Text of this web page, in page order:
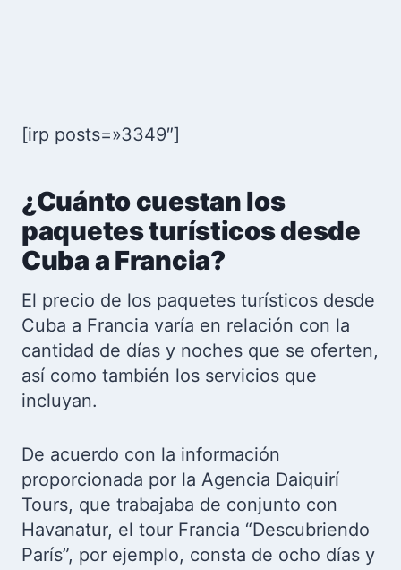
[irp posts=»3349″]
¿Cuánto cuestan los
paquetes turísticos desde
Cuba a Francia?
El precio de los paquetes turísticos desde
Cuba a Francia varía en relación con la
cantidad de días y noches que se oferten,
así como también los servicios que
incluyan.
De acuerdo con la información
proporcionada por la Agencia Daiquirí
Tours, que trabajaba de conjunto con
Havanatur, el tour Francia “Descubriendo
París”, por ejemplo, consta de ocho días y